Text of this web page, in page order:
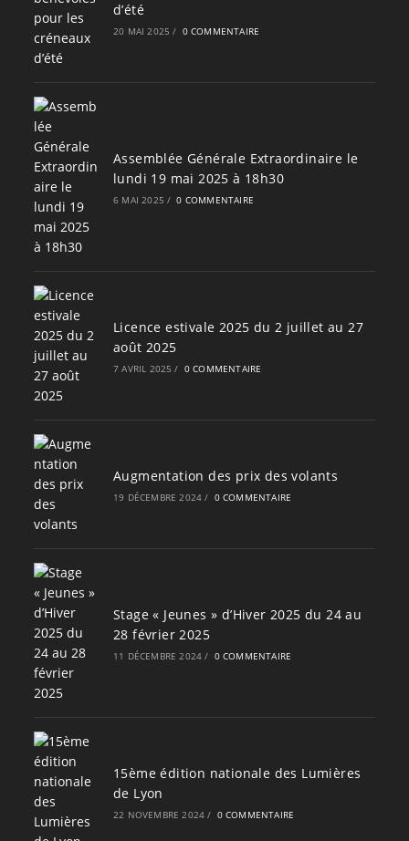
d’été
20 MAI 2025 / 0 COMMENTAIRE
Assemblée Générale Extraordinaire le
lundi 19 mai 2025 à 18h30
6 MAI 2025 / 0 COMMENTAIRE
Licence estivale 2025 du 2 juillet au 27
août 2025
7 AVRIL 2025 / 0 COMMENTAIRE
Augmentation des prix des volants
19 DÉCEMBRE 2024 / 0 COMMENTAIRE
Stage « Jeunes » d’Hiver 2025 du 24 au
28 février 2025
11 DÉCEMBRE 2024 / 0 COMMENTAIRE
15ème édition nationale des Lumières
de Lyon
22 NOVEMBRE 2024 / 0 COMMENTAIRE